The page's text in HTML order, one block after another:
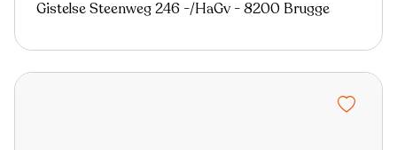
Gistelse Steenweg 246 -/HaGv - 8200 Brugge